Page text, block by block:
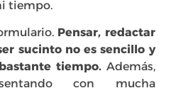
tiempo.
Pensar, redactar
sucinto no es sencillo y
tiempo. Además,
con mucha